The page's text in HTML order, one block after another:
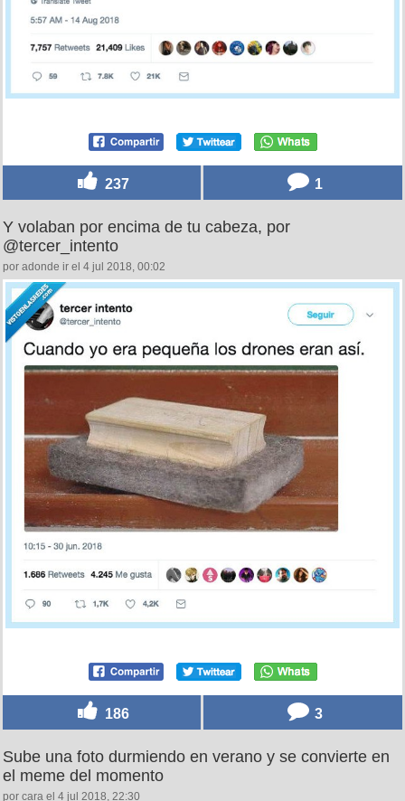
237 1
Y volaban por encima de tu cabeza, por
@tercer_intento
por adonde ir el 4 jul 2018, 00:02
186 3
Sube una foto durmiendo en verano y se convierte en
el meme del momento
por cara el 4 jul 2018, 22:30